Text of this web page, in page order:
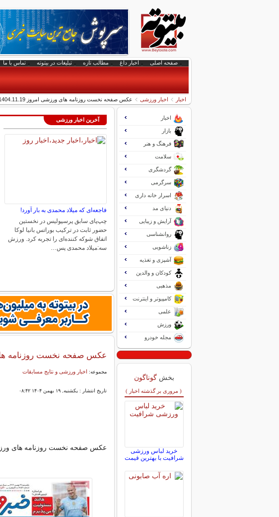
صفحه اصلی اخبار داغ مطالب تازه تبلیغات در بیتوته تماس با ما
اخبار اخبار ورزشی عکس صفحه نخست روزنامه های ورزشی امروز 1404.11.19
آخرین اخبار ورزشی
فاجعه‌ای که میلاد محمدی به بار آورد!
چپ‌پای سابق پرسپولیس در نخستین
حضور ثابت در ترکیب بوراتس بانیا لوکا
اتفاق شوکه کننده‌ای را تجربه کرد. ورزش
سه:میلاد محمدی پس…
عکس صفحه نخست روزنامه های
مجموعه: اخبار ورزشی و نتایج مسابقات
تاریخ انتشار : یکشنبه, ۱۹ بهمن ۱۴۰۴ ۰۸:۴۲
عکس صفحه نخست روزنامه های ورزشی امروز 1404.11.19 را
اخبار
بازار
فرهنگ و هنر
سلامت
گردشگری
سرگرمی
اسرار خانه داری
دنیای مد
آرایش و زیبایی
روانشناسی
زناشویی
آشپزی و تغذیه
کودکان و والدین
مذهبی
کامپیوتر و اینترنت
علمی
ورزش
مجله خودرو
بخش گوناگون
( مروری بر گذشته اخبار )
خرید لباس ورزشی
شرافیت با بهترین قیمت